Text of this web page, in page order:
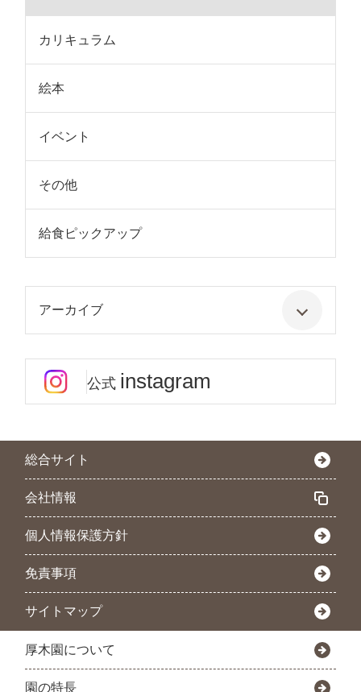
カリキュラム
絵本
イベント
その他
給食ピックアップ
アーカイブ
公式 instagram
総合サイト
会社情報
個人情報保護方針
免責事項
サイトマップ
厚木園について
園の特長